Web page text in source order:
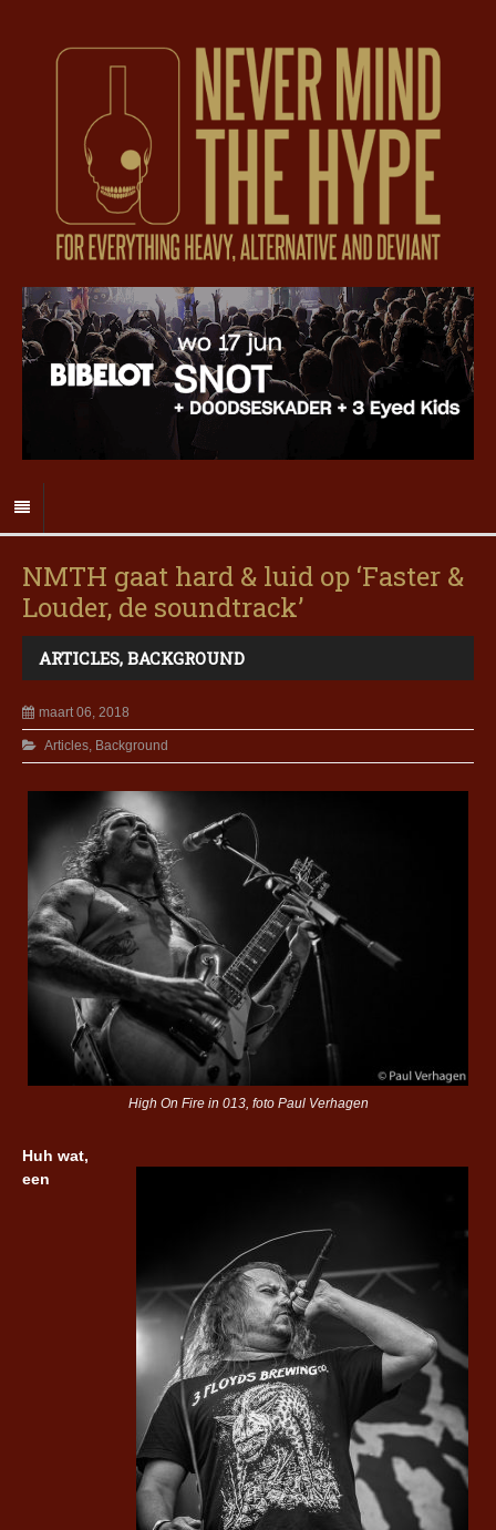
NMTH gaat hard & luid op ‘Faster &
Louder, de soundtrack’
ARTICLES, BACKGROUND
maart 06, 2018
Articles, Background
High On Fire in 013, foto Paul Verhagen
Huh wat,
een